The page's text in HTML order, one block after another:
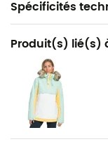
Spécificités
Recommandé
Ski alpin / Ski /
freeride
Genre
Femme
Produit(s) lié(s)